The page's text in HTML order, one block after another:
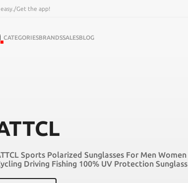
/Get the app!
CATEGORIESBRANDSSALESBLOG
Sports Polarized Sunglasses For Men Women
Driving Fishing 100% UV Protection Sunglass